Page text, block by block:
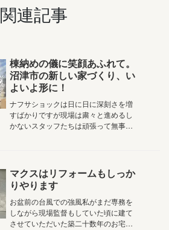
関連記事
棟納めの儀に笑顔あふれて。
沼津市の新しい家づくり、い
よいよ形に！
ナフサショックは日に日に深刻さを増
すばかりですが現場は粛々と進めるし
かないスタッフたちは頑張って無事上
式会社マクス社長...
マクスはリフォームもしっか
りやります
お盆前の台風での強風私がまだ専務を
しながら現場監督もしていた頃に建て
させていただいた築二十数年のお宅の